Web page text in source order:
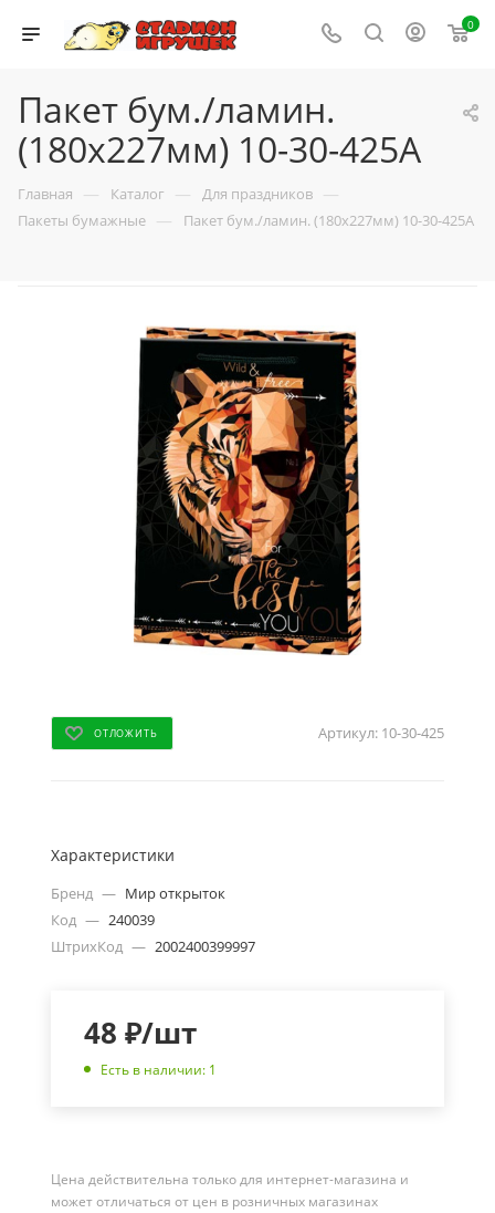
0
Пакет бум./ламин.
(180x227мм) 10-30-425А
Главная — Каталог — Для праздников —
Пакеты бумажные — Пакет бум./ламин. (180x227мм) 10-30-425А
ОТЛОЖИТЬ Артикул: 10-30-425
Характеристики
Бренд — Мир открыток
Код — 240039
ШтрихКод — 2002400399997
48 ₽/шт
Есть в наличии: 1
Цена действительна только для интернет-магазина и
может отличаться от цен в розничных магазинах